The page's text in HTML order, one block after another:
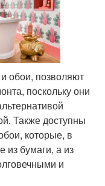
обои, позволяют
поскольку они
Также доступны
которые, в
из бумаги, а из
и